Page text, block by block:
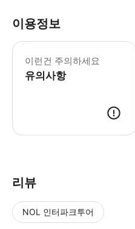
이용정보
이런건 주의하세요
유의사항
리뷰
NOL 인터파크투어